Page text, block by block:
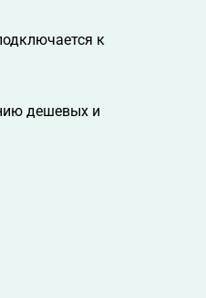
к
дешевых и